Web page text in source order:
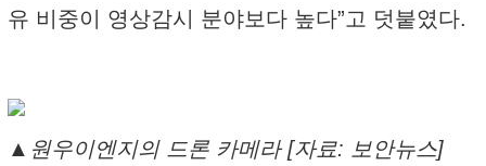
유 비중이 영상감시 분야보다 높다”고 덧붙였다.
▲원우이엔지의 드론 카메라 [자료: 보안뉴스]